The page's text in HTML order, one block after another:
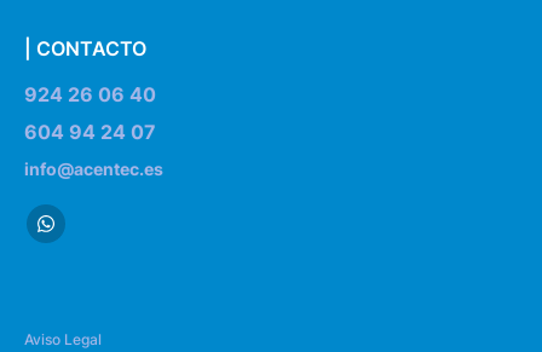
| CONTACTO
924 26 06 40
604 94 24 07
info@acentec.es
Aviso Legal